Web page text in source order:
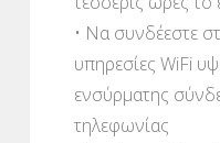
• Να συνδέεστε
υπηρεσίες WiFi
ενσύρματης
τηλεφωνίας